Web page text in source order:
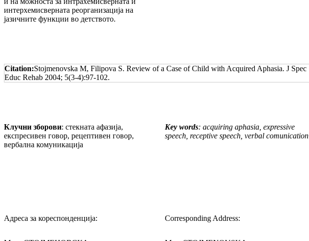
интерхемисверната реорганизација на
јазичните функции во детството.
Citation:Stojmenovska M, Filipova S. Review of a Case of Child with Acquired Aphasia. J Spec
Educ Rehab 2004; 5(3-4):97-102.
Клучни зборови: стекната афазија,
експресивен говор, рецептивен говор,
вербална комуникација
Key words: acquiring aphasia, expressive
speech, receptive speech, verbal comunication
Адреса за кореспонденција: Corresponding Address: